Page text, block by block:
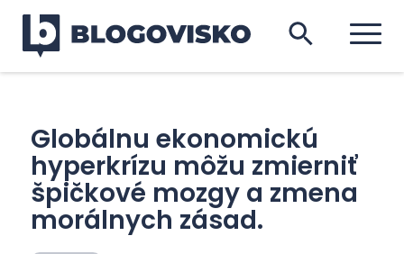
Globálnu ekonomickú
hyperkrízu môžu zmierniť
špičkové mozgy a zmena
morálnych zásad.